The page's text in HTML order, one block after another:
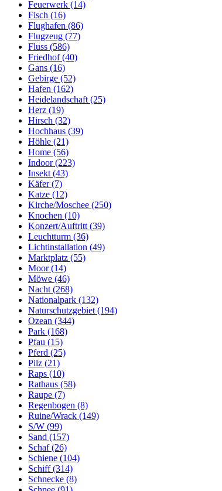
Feuerwerk (14)
Fisch (16)
Flughafen (86)
Flugzeug (77)
Fluss (586)
Friedhof (40)
Gans (16)
Gebirge (52)
Hafen (162)
Heidelandschaft (25)
Herz (19)
Hirsch (32)
Hochhaus (39)
Höhle (21)
Home (56)
Indoor (223)
Insekt (43)
Käfer (7)
Katze (12)
Kirche/Moschee (250)
Knochen (10)
Konzert/Auftritt (39)
Leuchtturm (36)
Lichtinstallation (49)
Marktplatz (55)
Moor (14)
Möwe (46)
Nacht (268)
Nationalpark (132)
Naturschutzgebiet (194)
Ozean (344)
Park (168)
Pfau (15)
Pferd (25)
Pilz (21)
Raps (10)
Rathaus (58)
Raupe (7)
Regenbogen (8)
Ruine/Wrack (149)
S/W (99)
Sand (157)
Schaf (26)
Schiene (104)
Schiff (314)
Schnecke (8)